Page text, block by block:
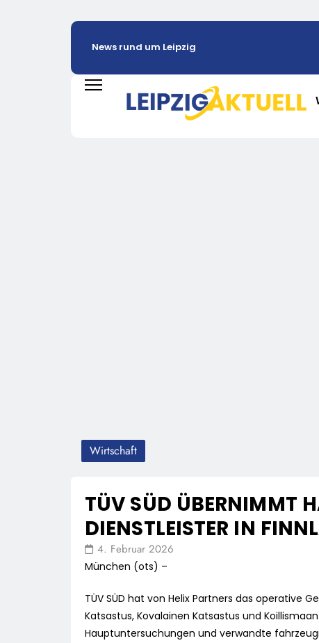
News rund um Leipzig
Wirtschaft
TÜV SÜD ÜBERNIMMT
DIENSTLEISTER IN
4. Februar 2026
München (ots) –
TÜV SÜD hat von Helix Partners das operative
Katsastus, Kovalainen Katsastus und
Hauptuntersuchungen und verwandte